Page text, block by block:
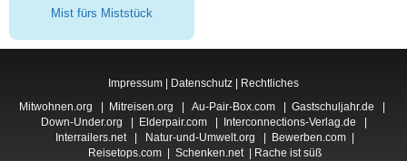
Mist fürs Miststück
Impressum | Datenschutz | Rechtliches
Mitwohnen.org
Mitreisen.org Au-Pair-Box.com Gastschuljahr.de
Down-Under.org
Elderpair.com| Interconnections-Verlag.de
Interrailers.net| Natur-und-Umwelt.org Bewerben.com
Reisetops.com
Schenken.net| Rache ist süß